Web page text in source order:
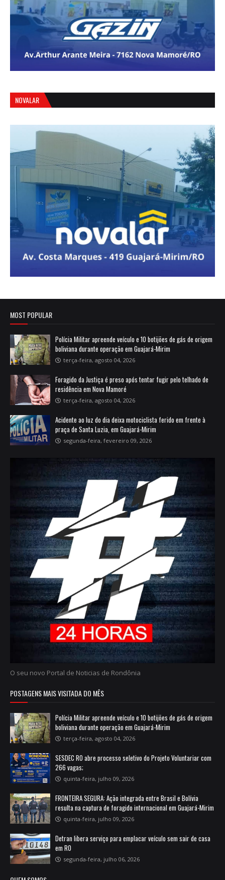
NOVALAR
MOST POPULAR
Polícia Militar apreende veículo e 10 botijões de gás de origem
boliviana durante operação em Guajará-Mirim
terça-feira, agosto 04, 2026
Foragido da Justiça é preso após tentar fugir pelo telhado de
residência em Nova Mamoré
terça-feira, agosto 04, 2026
Acidente ao luz do dia deixa motociclista ferido em frente à
praça de Santa Luzia, em Guajará-Mirim
segunda-feira, fevereiro 09, 2026
O seu novo Portal de Noticias de Rondônia
POSTAGENS MAIS VISITADA DO MÊS
Polícia Militar apreende veículo e 10 botijões de gás de origem
boliviana durante operação em Guajará-Mirim
terça-feira, agosto 04, 2026
SESDEC RO abre processo seletivo do Projeto Voluntariar com
266 vagas;
quinta-feira, julho 09, 2026
FRONTEIRA SEGURA: Ação integrada entre Brasil e Bolívia
resulta na captura de foragido internacional em Guajará-Mirim
quinta-feira, julho 09, 2026
Detran libera serviço para emplacar veículo sem sair de casa
em RO
segunda-feira, julho 06, 2026